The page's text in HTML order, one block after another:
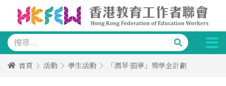
首頁 活動 學生活動 「潤莘·圓夢」獎學金計劃